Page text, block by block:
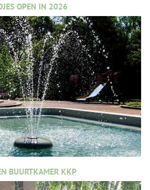
OPEN IN 2026
BUURTKAMER KKP